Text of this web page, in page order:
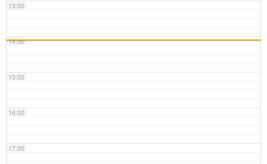
13:00
14:00
15:00
16:00
17:00